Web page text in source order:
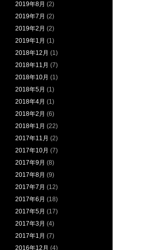
2019年8月 (2)
2019年7月 (2)
2019年2月 (2)
2019年1月 (1)
2018年12月 (1)
2018年11月 (7)
2018年10月 (1)
2018年5月 (1)
2018年4月 (1)
2018年2月 (6)
2018年1月 (22)
2017年11月 (2)
2017年10月 (7)
2017年9月 (8)
2017年8月 (9)
2017年7月 (12)
2017年6月 (18)
2017年5月 (17)
2017年3月 (4)
2017年1月 (7)
2016年12月 (4)